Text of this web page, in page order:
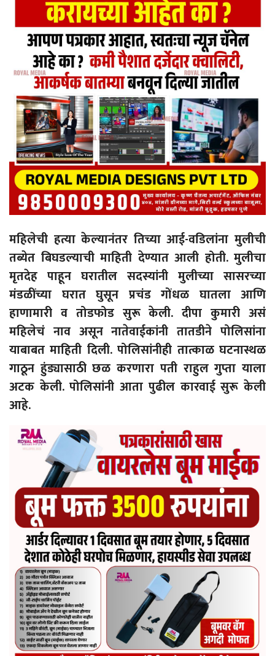
महिलेची हत्या केल्यानंतर तिच्या आई-वडिलांना मुलीची
तब्येत बिघडल्याची माहिती देण्यात आली होती. मुलीचा
मृतदेह पाहून घरातील सदस्यांनी मुलीच्या सासरच्या
मंडळींच्या घरात घुसून प्रचंड गोंधळ घातला आणि
हाणामारी व तोडफोड सुरू केली. दीपा कुमारी असं
महिलेचं नाव असून नातेवाईकांनी तातडीने पोलिसांना
याबाबत माहिती दिली. पोलिसांनीही तात्काळ घटनास्थळ
गाठून हुंड्यासाठी छळ करणारा पती राहुल गुप्ता याला
अटक केली. पोलिसांनी आता पुढील कारवाई सुरू केली
आहे.